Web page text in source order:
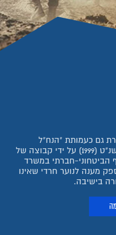
גם כעמותת "הנח"ל
החרדי") הוקמה בשנת התשנ"ט (1999) על ידי קבוצה של
הביטחוני-חברתי במשרד
מענה לנוער חרדי שאינו
בישיבה.